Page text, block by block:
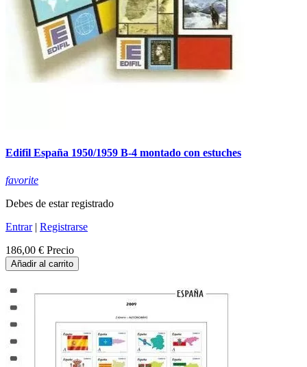
Edifil España 1950/1959 B-4 montado con estuches
favorite
Debes de estar registrado
Entrar| Registrarse
186,00 € Precio
Añadir al carrito